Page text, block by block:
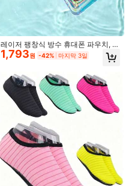
120/10/2개 일회용 여성용 보이지 않
는 니플 커버, 심리스 브라 패드, 부직
포 소재, 통기성, 백리스 의상에 적합,
누드 및 블랙 선택 가능, 일상 필수품
1,475 -26%
레이저 팽창식 방수 휴대폰 파우치, 충
격 방지 방수 수영 휴대폰 가방 (끈 포
함), 야외/부유/수영 활동용 투명 터치
수품, 해변 액세서리, 수영장 플로트,
수영장 팽창식
1,793원 -42% 마지막 3일